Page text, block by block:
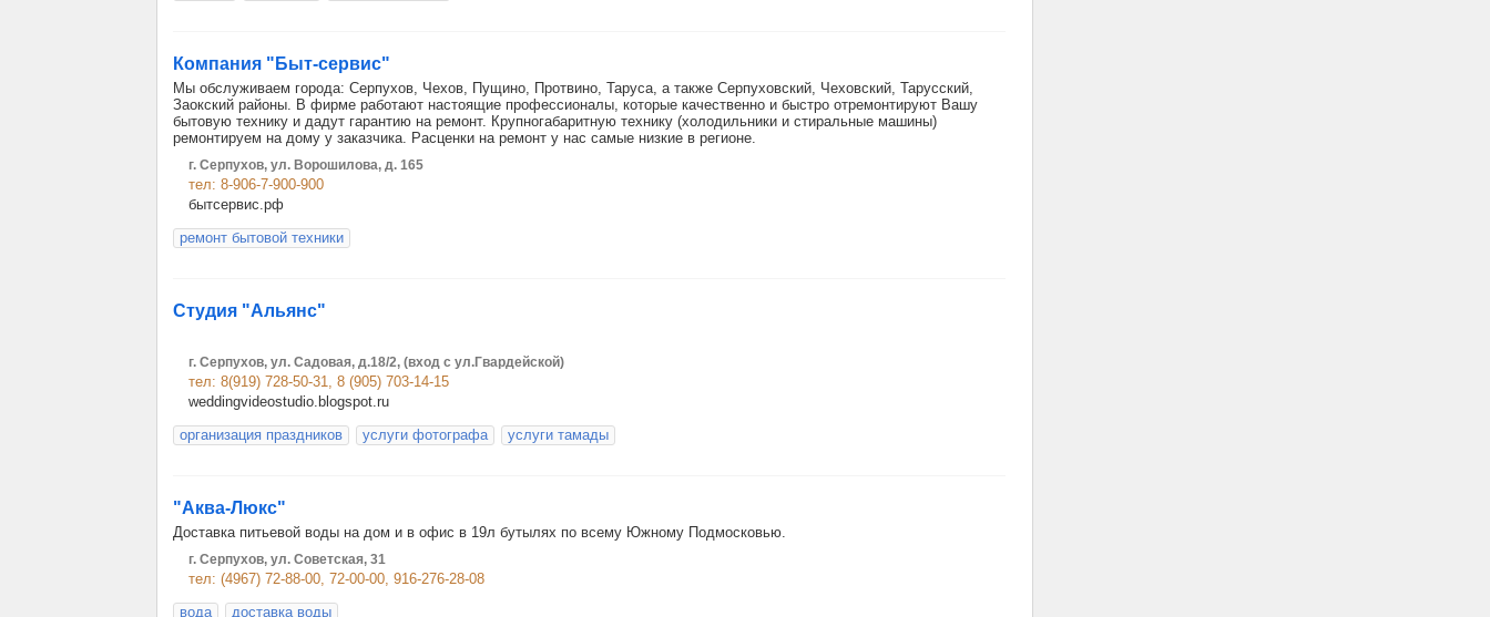
Компания "Быт-сервис"
Мы обслуживаем города: Серпухов, Чехов, Пущино, Протвино, Таруса, а также Серпуховский, Чеховский, Тарусский,
Заокский районы. В фирме работают настоящие профессионалы, которые качественно и быстро отремонтируют Вашу
бытовую технику и дадут гарантию на ремонт. Крупногабаритную технику (холодильники и стиральные машины)
ремонтируем на дому у заказчика. Расценки на ремонт у нас самые низкие в регионе.
г. Серпухов, ул. Ворошилова, д. 165
тел: 8-906-7-900-900
бытсервис.рф
ремонт бытовой техники
Студия "Альянс"
г. Серпухов, ул. Садовая, д.18/2, (вход с ул.Гвардейской)
тел: 8(919) 728-50-31, 8 (905) 703-14-15
weddingvideostudio.blogspot.ru
организация праздников
услуги фотографа услуги тамады
"Аква-Люкс"
Доставка питьевой воды на дом и в офис в 19л бутылях по всему Южному Подмосковью.
г. Серпухов, ул. Советская, 31
тел: (4967) 72-88-00, 72-00-00, 916-276-28-08
вода
доставка воды